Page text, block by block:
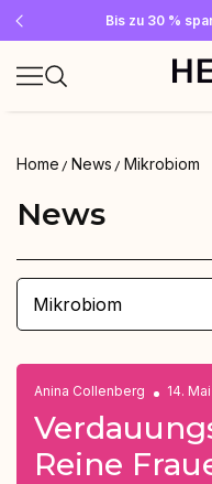
Gratis SLEEP WELL ab
Jetzt Newsletter
Bis zu 30 %
Home News Mikrobiom
News
Mikrobiom
Anina Collenberg 14.
Reine